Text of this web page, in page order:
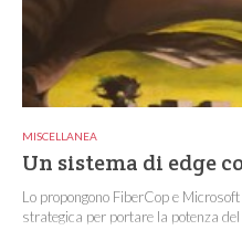
MISCELLANEA
Un sistema di edge
Lo propongono FiberCop e
strategica per portare la potenza del